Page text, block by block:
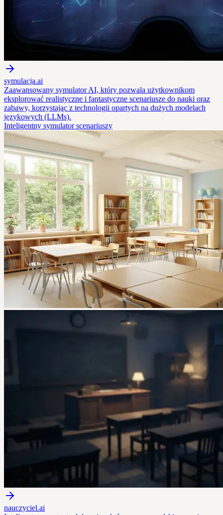
symulacja.ai
Zaawansowany symulator AI, który pozwala użytkownikom
eksplorować realistyczne i fantastyczne scenariusze do nauki oraz
zabawy, korzystając z technologii opartych na dużych modelach
językowych (LLMs).
Inteligentny symulator scenariuszy
nauczyciel.ai